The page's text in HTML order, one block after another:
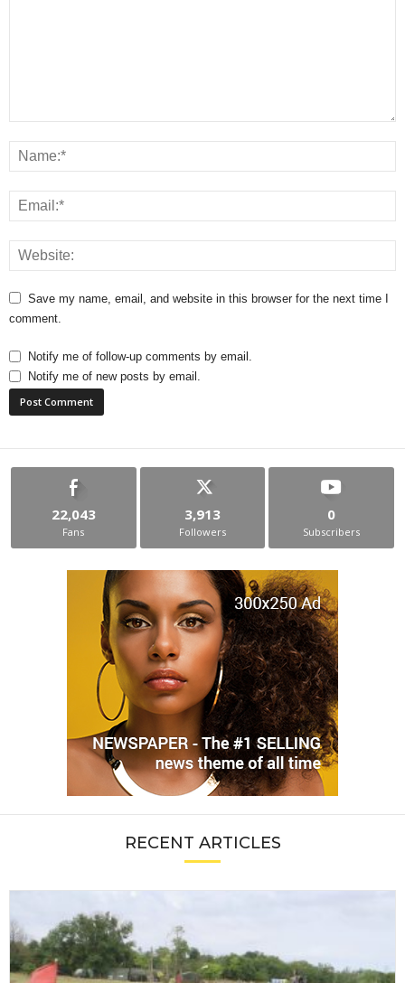
Save my name, email, and website in this browser for the next time I
comment.
Notify me of follow-up comments by email.
Notify me of new posts by email.
22,043
Fans
3,913
Followers
0
Subscribers
RECENT ARTICLES